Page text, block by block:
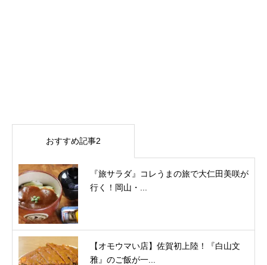
おすすめ記事2
『旅サラダ』コレうまの旅で大仁田美咲が
行く！岡山・...
【オモウマい店】佐賀初上陸！『白山文
雅』のご飯が一...